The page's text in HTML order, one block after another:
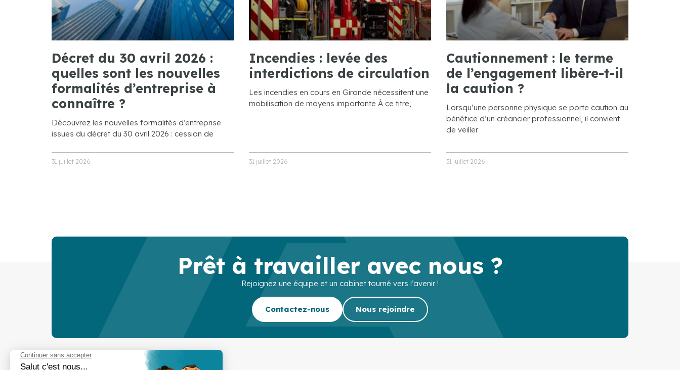
Décret du 30 avril 2026 :
quelles sont les nouvelles
formalités d’entreprise à
connaître ?
Découvrez les nouvelles formalités d’entreprise
issues du décret du 30 avril 2026 : cession de
31 juillet 2026
Incendies : levée des
interdictions de circulation
Les incendies en cours en Gironde nécessitent une
mobilisation de moyens importante À ce titre,
31 juillet 2026
Cautionnement : le terme
de l’engagement libère-t-il
la caution ?
Lorsqu’une personne physique se porte caution au
bénéfice d’un créancier professionnel, il convient
de veiller
31 juillet 2026
Prêt à travailler avec nous ?
Rejoignez une équipe et un cabinet tourné vers l’avenir !
Contactez-nous Nous rejoindre